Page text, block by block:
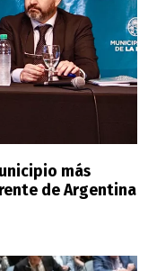
más
de Argentina